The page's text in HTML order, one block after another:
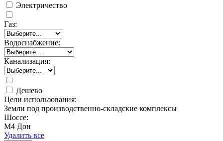
Электричество
Газ:
Водоснабжение:
Канализация:
Дешево
Цели использования:
Земли под производственно-складские комплексы
Шоссе:
М4 Дон
Удалить все